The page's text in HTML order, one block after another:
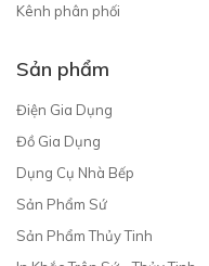
Kênh phân phối
Sản phẩm
Điện Gia Dụng
Đồ Gia Dụng
Dụng Cụ Nhà Bếp
Sản Phẩm Sứ
Sản Phẩm Thủy Tinh